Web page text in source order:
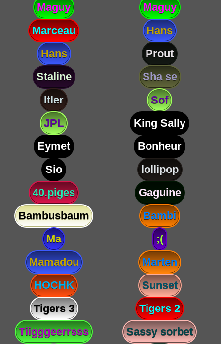
Maguy
Maguy
Marceau
Hans
Hans
Prout
Staline
Sha se
Itler
Sof
JPL
King Sally
Eymet
Bonheur
Sio
lollipop
40.piges
Gaguine
Bambusbaum
Bambi
Ma
;(
Mamadou
Marten
HOCHK
Sunset
Tigers 3
Tigers 2
Tiigggeerrsss
Sassy sorbet